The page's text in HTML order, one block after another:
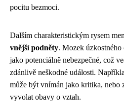
pocitu bezmoci.
Dalším charakteristickým rysem
vnější podněty. Mozek úzkostného
jako potenciálně nebezpečné, což
zdánlivě neškodné události.
může být vnímán jako kritika, nebo
vyvolat obavy o vztah.